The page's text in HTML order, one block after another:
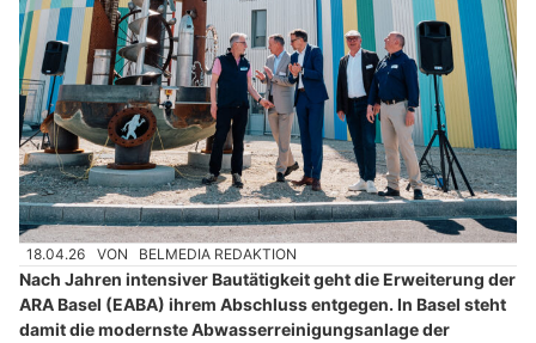
18.04.26 VON BELMEDIA REDAKTION
Nach Jahren intensiver Bautätigkeit geht die Erweiterung der
ARA Basel (EABA) ihrem Abschluss entgegen. In Basel steht
damit die modernste Abwasserreinigungsanlage der